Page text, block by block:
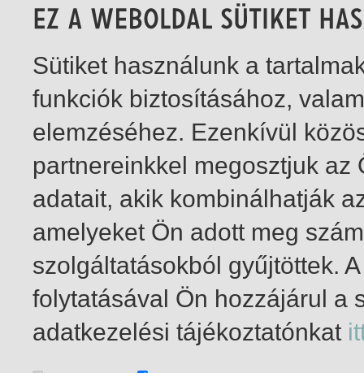
1-1 / insgesamt 1 Treffer
Sütiket használunk a
funkciók biztosításához,
elemzéséhez. Ezenkívül
partnereinkkel megosztjuk
adatait, akik kombinálhatják
amelyeket Ön adott meg
szolgáltatásokból gyűjtöttek.
folytatásával Ön hozzájárul a
adatkezelési tájékoztatónkat